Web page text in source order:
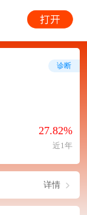
27.82%
近1年
诊断
详情